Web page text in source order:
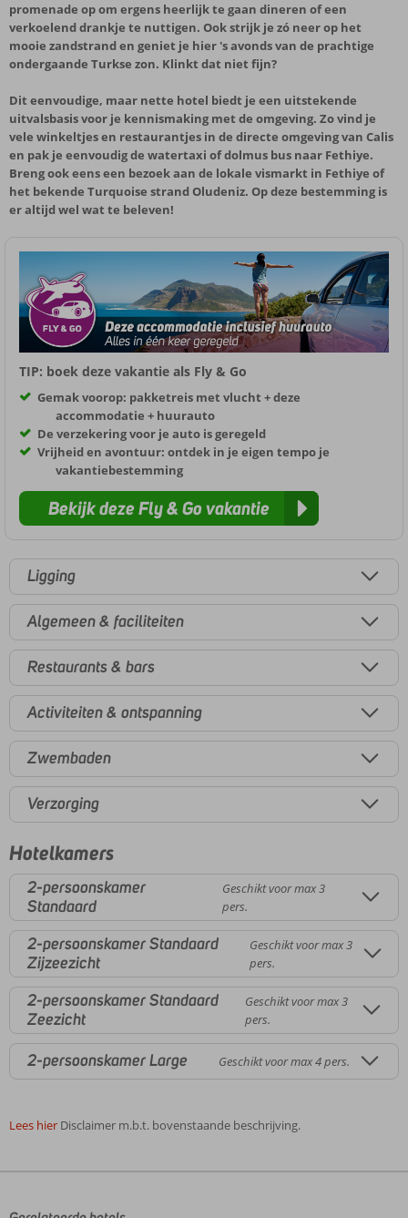
promenade op om ergens heerlijk te gaan dineren of een
verkoelend drankje te nuttigen. Ook strijk je zó neer op het
mooie zandstrand en geniet je hier 's avonds van de prachtige
ondergaande Turkse zon. Klinkt dat niet fijn?
Dit eenvoudige, maar nette hotel biedt je een uitstekende
uitvalsbasis voor je kennismaking met de omgeving. Zo vind je
vele winkeltjes en restaurantjes in de directe omgeving van Calis
en pak je eenvoudig de watertaxi of dolmus bus naar Fethiye.
Breng ook eens een bezoek aan de lokale vismarkt in Fethiye of
het bekende Turquoise strand Oludeniz. Op deze bestemming is
er altijd wel wat te beleven!
TIP: boek deze vakantie als Fly & Go
Gemak voorop: pakketreis met vlucht + deze
accommodatie + huurauto
De verzekering voor je auto is geregeld
Vrijheid en avontuur: ontdek in je eigen tempo je
vakantiebestemming
Bekijk deze Fly & Go vakantie
Ligging
Algemeen & faciliteiten
Restaurants & bars
Activiteiten & ontspanning
Zwembaden
Verzorging
Hotelkamers
2-persoonskamer
Standaard
Geschikt voor max 3
pers.
2-persoonskamer Standaard
Zijzeezicht
Geschikt voor max 3
pers.
2-persoonskamer Standaard
Zeezicht
Geschikt voor max 3
pers.
2-persoonskamer Large Geschikt voor max 4 pers.
Lees hier Disclaimer m.b.t. bovenstaande beschrijving.